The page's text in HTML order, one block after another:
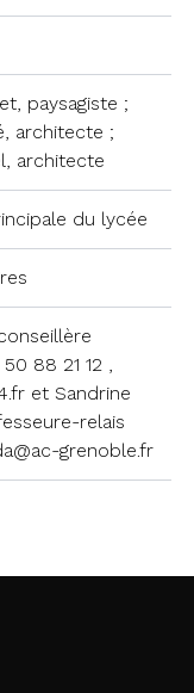
paysagiste ;
architecte ;
architecte
du lycée
88 21 12 ,
et Sandrine
relais
grenoble.fr